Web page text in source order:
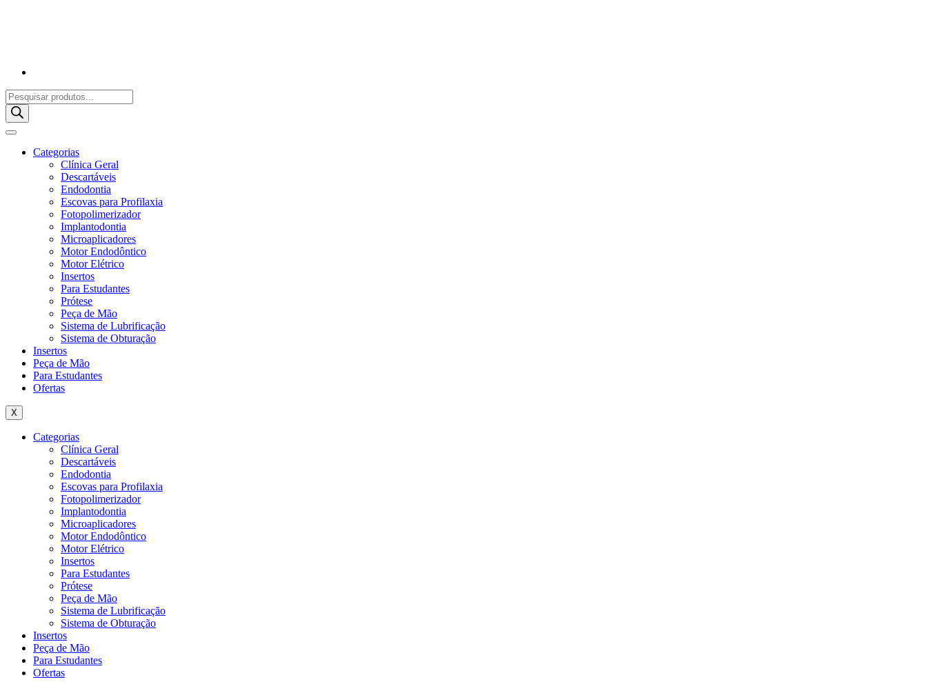
Pesquisar
produtos
Categorias
Clínica Geral
Descartáveis
Endodontia
Escovas para Profilaxia
Fotopolimerizador
Implantodontia
Microaplicadores
Motor Endodôntico
Motor Elétrico
Insertos
Para Estudantes
Prótese
Peça de Mão
Sistema de Lubrificação
Sistema de Obturação
Insertos
Peça de Mão
Para Estudantes
Ofertas
X
Categorias
Clínica Geral
Descartáveis
Endodontia
Escovas para Profilaxia
Fotopolimerizador
Implantodontia
Microaplicadores
Motor Endodôntico
Motor Elétrico
Insertos
Para Estudantes
Prótese
Peça de Mão
Sistema de Lubrificação
Sistema de Obturação
Insertos
Peça de Mão
Para Estudantes
Ofertas